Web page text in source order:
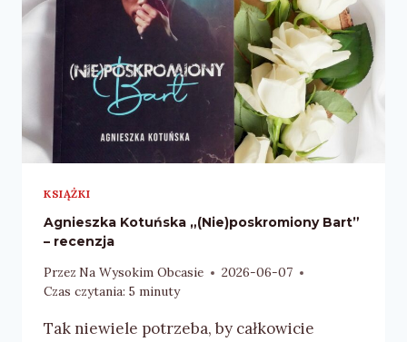
KSIĄŻKI
Agnieszka Kotuńska „(Nie)poskromiony Bart”
– recenzja
Przez Na Wysokim Obcasie
2026-06-07
Czas czytania: 5 minuty
Tak niewiele potrzeba, by całkowicie